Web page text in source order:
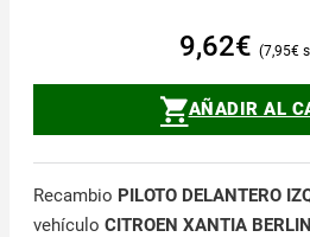
9,62€ 7,95€
AÑADIR AL
Recambio PILOTO DELANTERO
vehículo CITROEN XANTIA